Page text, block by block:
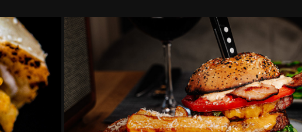
Bistro Manu
2023